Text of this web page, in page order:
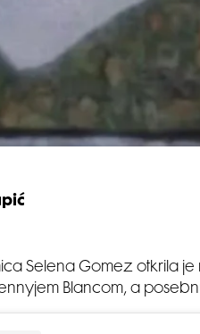
Selena Gomez otkrila
Blancom, a